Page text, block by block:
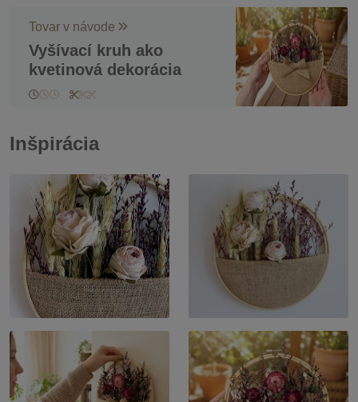
Tovar v návode
Vyšívací kruh ako
kvetinová dekorácia
Inšpirácia